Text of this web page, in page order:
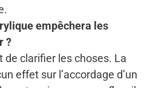
empêchera les
?
de clarifier les choses. La
effet sur l’accordage d’un